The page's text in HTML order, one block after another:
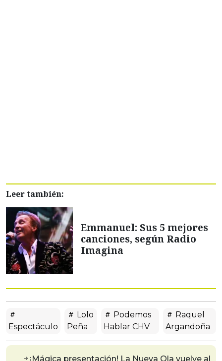
Leer también:
Emmanuel: Sus 5 mejores
canciones, según Radio
Imagina
Espectáculo
Lolo
Peña
Podemos
Hablar CHV
Raquel
Argandoña
¡Mágica presentación! La Nueva Ola vuelve al